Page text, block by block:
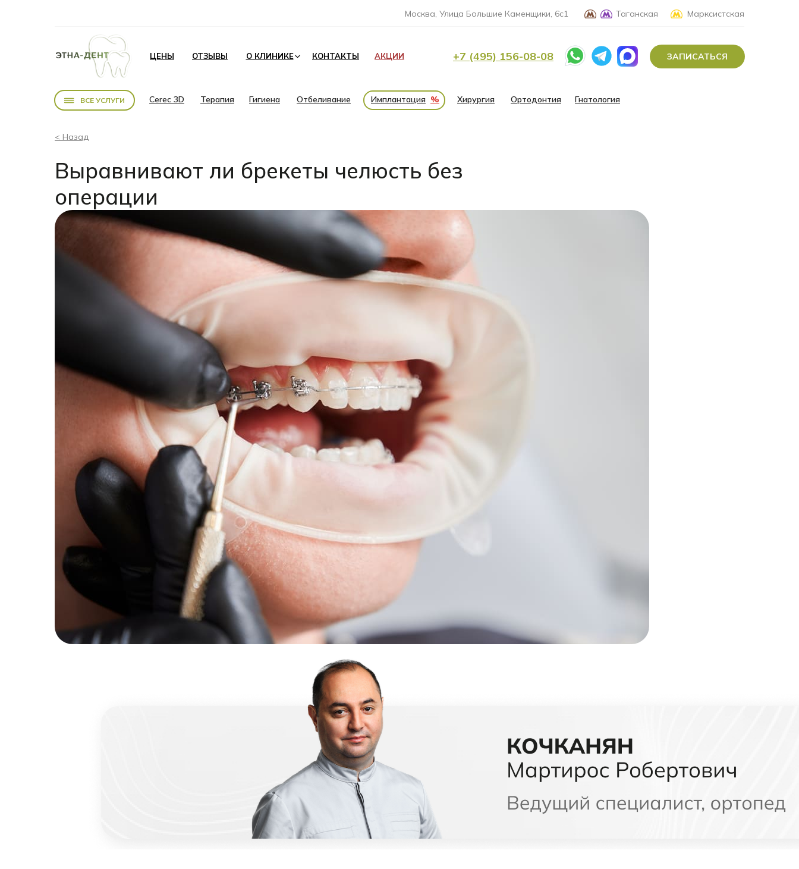
ЦЕНЫ ОТЗЫВЫ О КЛИНИКЕ КОНТАКТЫ АКЦИИ +7 (495) 156-08-08 ЗАПИСАТЬСЯ
Марксистская
Таганская
Москва, Улица Большие Каменщики, 6с1
Cerec 3D Терапия Гигиена Хирургия Гнатология
Ортодонтия
ВСЕ УСЛУГИ %
Имплантация
Отбеливание
Выравнивают ли брекеты челюсть без
операции
< Назад